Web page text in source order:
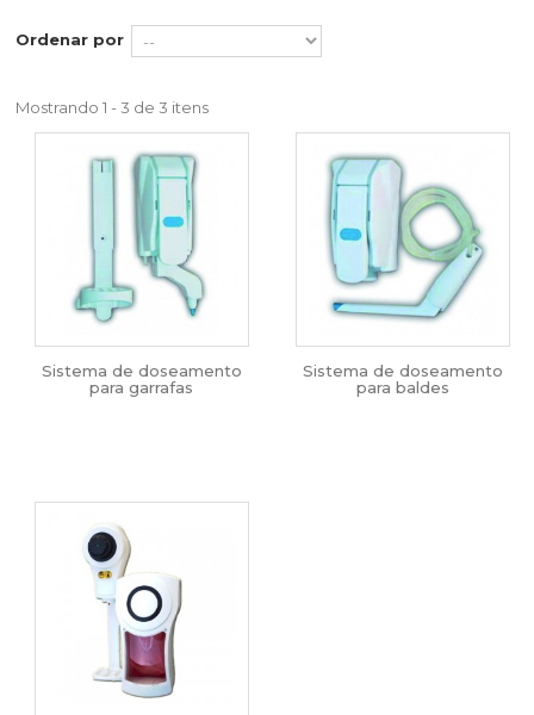
Ordenar por
Mostrando 1 - 3 de 3 itens
Sistema de doseamento
para garrafas
Sistema de doseamento
para baldes